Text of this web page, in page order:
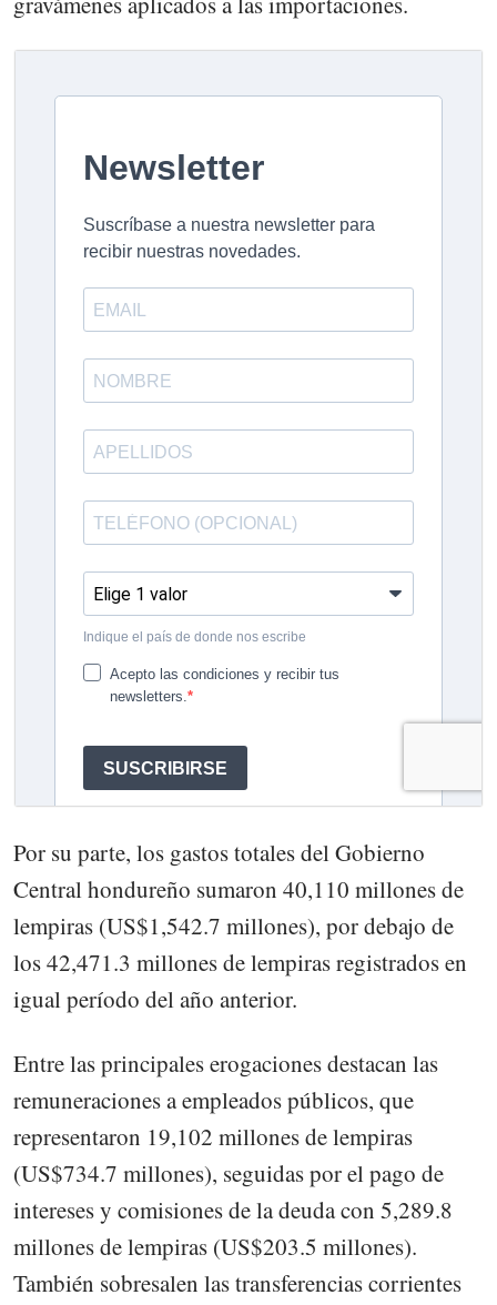
Por su parte, los gastos totales del Gobierno
Central hondureño sumaron 40,110 millones de
lempiras (US$1,542.7 millones), por debajo de
los 42,471.3 millones de lempiras registrados en
igual período del año anterior.
Entre las principales erogaciones destacan las
remuneraciones a empleados públicos, que
representaron 19,102 millones de lempiras
(US$734.7 millones), seguidas por el pago de
intereses y comisiones de la deuda con 5,289.8
millones de lempiras (US$203.5 millones).
También sobresalen las transferencias corrientes